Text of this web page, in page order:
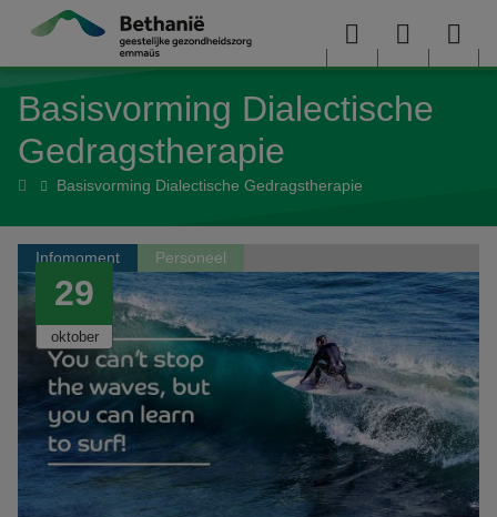
Overslaan en naar de inhoud gaan
Menu User
menu
Basisvorming Dialectische
Gedragstherapie
HomeBasisvorming Dialectische Gedragstherapie
29
oktober
2026
Infomoment Personeel